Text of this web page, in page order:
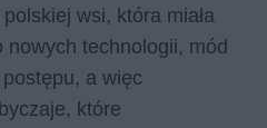
wsi, która miała
technologii, mód
a więc
które